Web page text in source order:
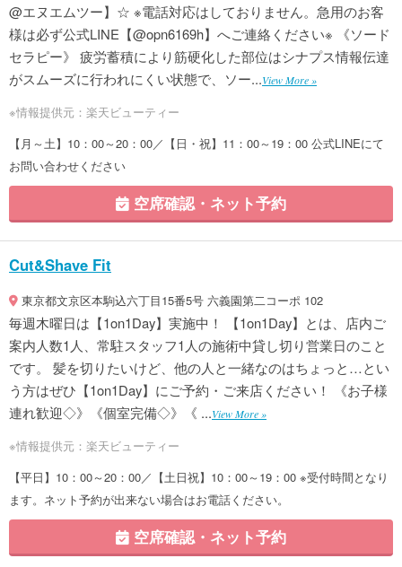
@エヌエムツー】☆ ※電話対応はしておりません。急用のお客
様は必ず公式LINE【@opn6169h】へご連絡ください※ 《ソード
セラピー》 疲労蓄積により筋硬化した部位はシナプス情報伝達
がスムーズに行われにくい状態で、ソー...View More »
※情報提供元：楽天ビューティー
【月～土】10：00～20：00／【日・祝】11：00～19：00 公式LINEにて
お問い合わせください
空席確認・ネット予約
Cut&Shave Fit
東京都文京区本駒込六丁目15番5号 六義園第二コーポ 102
毎週木曜日は【1on1Day】実施中！ 【1on1Day】とは、店内ご
案内人数1人、常駐スタッフ1人の施術中貸し切り営業日のこと
です。 髪を切りたいけど、他の人と一緒なのはちょっと…とい
う方はぜひ【1on1Day】にご予約・ご来店ください！ 《お子様
連れ歓迎◇》《個室完備◇》《 ...View More »
※情報提供元：楽天ビューティー
【平日】10：00～20：00／【土日祝】10：00～19：00 ※受付時間となり
ます。ネット予約が出来ない場合はお電話ください。
空席確認・ネット予約